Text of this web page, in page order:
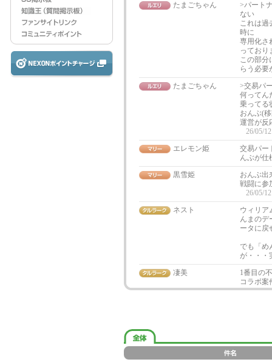
たまごちゃん
>パート
ない
これは過
時に
専用化さ
っており
この部分
らう必
たまごちゃん
>交易パ
何ってん
乗ってる
おんぶ(
運営が反
26/05/
エレモン姫
交易パー
んぶが仕
黒雪姫
おんぶ出
戦闘に参
26/05/
ネスト
ウィリア
んまのデ
ータに戻
でも「め
が・・・
凄美
1番目の
コラボ